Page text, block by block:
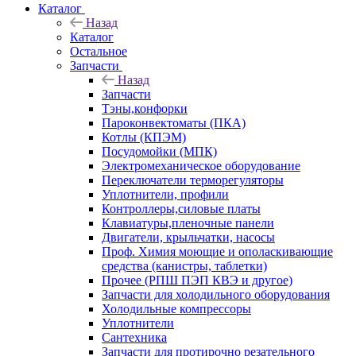
Каталог
Назад
Каталог
Остальное
Запчасти
Назад
Запчасти
Тэны,конфорки
Пароконвектоматы (ПКА)
Котлы (КПЭМ)
Посудомойки (МПК)
Электромеханическое оборудование
Переключатели терморегуляторы
Уплотнители, профили
Контроллеры,силовые платы
Клавиатуры,пленочные панели
Двигатели, крыльчатки, насосы
Проф. Химия моющие и ополаскивающие
средства (канистры, таблетки)
Прочее (РПШ ПЭП КВЭ и другое)
Запчасти для холодильного оборудования
Холодильные компрессоры
Уплотнители
Сантехника
Запчасти для протирочно резательного